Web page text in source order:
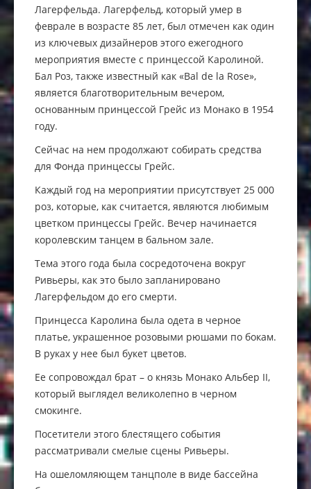
Лагерфельда. Лагерфельд, который умер в
феврале в возрасте 85 лет, был отмечен как один
из ключевых дизайнеров этого ежегодного
мероприятия вместе с принцессой Каролиной.
Бал Роз, также известный как «Bal de la Rose»,
является благотворительным вечером,
основанным принцессой Грейс из Монако в 1954
году.
Сейчас на нем продолжают собирать средства
для Фонда принцессы Грейс.
Каждый год на мероприятии присутствует 25 000
роз, которые, как считается, являются любимым
цветком принцессы Грейс. Вечер начинается
королевским танцем в бальном зале.
Тема этого года была сосредоточена вокруг
Ривьеры, как это было запланировано
Лагерфельдом до его смерти.
Принцесса Каролина была одета в черное
платье, украшенное розовыми рюшами по бокам.
В руках у нее был букет цветов.
Ее сопровождал брат – о князь Монако Альбер II,
который выглядел великолепно в черном
смокинге.
Посетители этого блестящего события
рассматривали смелые сцены Ривьеры.
На ошеломляющем танцполе в виде бассейна